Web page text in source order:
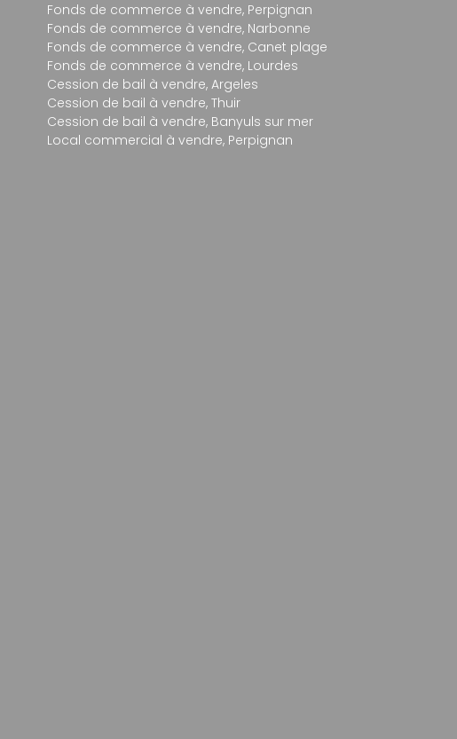
Fonds de commerce à vendre, Perpignan
Fonds de commerce à vendre, Narbonne
Fonds de commerce à vendre, Canet plage
Fonds de commerce à vendre, Lourdes
Cession de bail à vendre, Argeles
Cession de bail à vendre, Thuir
Cession de bail à vendre, Banyuls sur mer
Local commercial à vendre, Perpignan